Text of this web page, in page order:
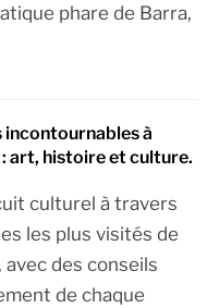
phare de Barra,
incontournables à
art, histoire et culture.
culturel à travers
les plus visités de
avec des conseils
de chaque